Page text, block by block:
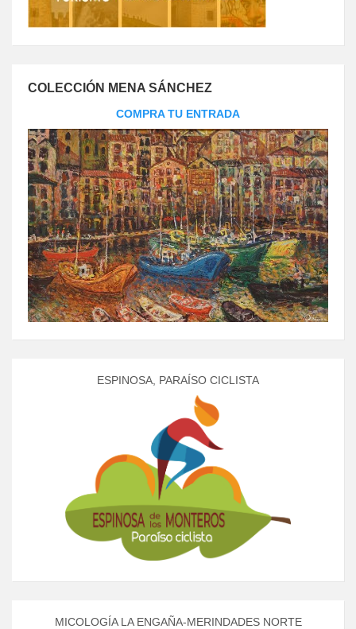
COLECCIÓN MENA SÁNCHEZ
COMPRA TU ENTRADA
ESPINOSA, PARAÍSO CICLISTA
MICOLOGÍA LA ENGAÑA-MERINDADES NORTE